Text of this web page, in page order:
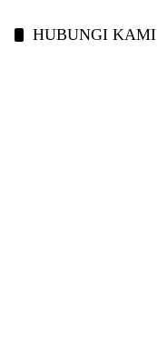
HUBUNGI KAMI